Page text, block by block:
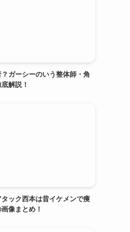
ガーシーのいう整体師・角
解説！
ック西本は昔イケメンで痩
像まとめ！